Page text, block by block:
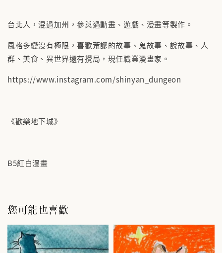
台北人，混過加州，參與過動畫、遊戲、漫畫等製作。
風格多變沒有極限，喜歡荒謬的故事、鬼故事、說故事、人
群、美食、異世界還有攪局，現任職業漫畫家。
https://www.instagram.com/shinyan_dungeon
《歡樂地下城》
B5紅白漫畫
您可能也喜歡